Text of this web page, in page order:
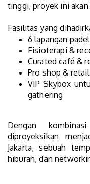
tinggi, proyek ini
Fasilitas yang
6 lapangan
Fisioterapi &
Curated café &
Pro shop & retail
VIP Skybox
gathering
Dengan
diproyeksikan
Jakarta, sebuah
hiburan, dan